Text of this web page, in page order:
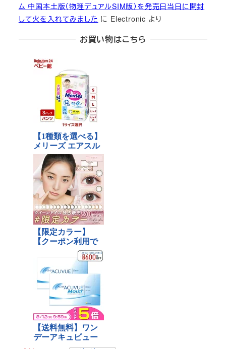
ム 中国本土版（物理デュアルSIM版）を発売日当日に開封
して火を入れてみました に Electronic より
お買い物はこちら